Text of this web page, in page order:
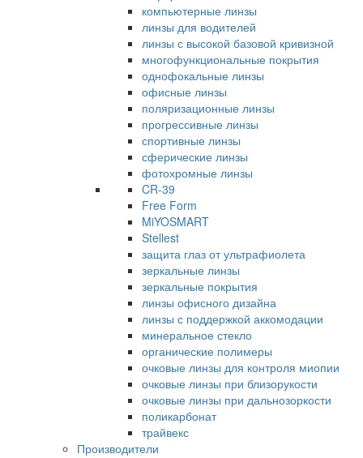
компьютерные линзы
линзы для водителей
линзы с высокой базовой кривизной
многофункциональные покрытия
однофокальные линзы
офисные линзы
поляризационные линзы
прогрессивные линзы
спортивные линзы
сферические линзы
фотохромные линзы
CR-39
Free Form
MiYOSMART
Stellest
защита глаз от ультрафиолета
зеркальные линзы
зеркальные покрытия
линзы офисного дизайна
линзы с поддержкой аккомодации
минеральное стекло
органические полимеры
очковые линзы для контроля миопии
очковые линзы при близорукости
очковые линзы при дальнозоркости
поликарбонат
трайвекс
Производители